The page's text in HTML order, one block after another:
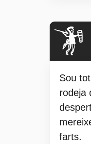
Sou
rodeja
farts.